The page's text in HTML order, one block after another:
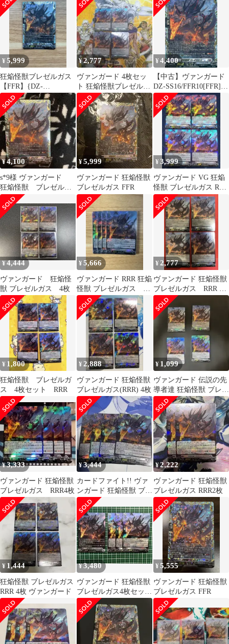
ート
¥5,999
狂焔怪獣ブレゼルガス
【FFR】{DZ-
SS16/FFR10}《ブラン
トゲート》
¥2,777
ヴァンガード 4枚セッ
ト 狂焔怪獣ブレゼルガ
ス メルカリ便
¥4,400
【中古】ヴァンガード
DZ-SS16/FFR10[FFR]：
狂焔怪獣 ブレゼルガス
¥4,100
s*9様 ヴァンガード
狂焔怪獣 ブレゼルガ
ス FFR
¥5,999
ヴァンガード 狂焔怪獣
ブレゼルガス FFR
¥3,999
ヴァンガード VG 狂焔
怪獣 ブレゼルガス RRR
4枚セット
¥4,444
ヴァンガード 狂焔怪
獣 ブレゼルガス 4枚
¥5,666
ヴァンガード RRR 狂焔
怪獣 ブレゼルガス 4
枚
¥ 2,777
ヴァンガード 狂焔怪獣
ブレゼルガス RRR 4
枚
¥ 1,800
狂焔怪獣 ブレゼルガ
ス 4枚セット RRR
¥ 2,888
ヴァンガード 狂焔怪獣
ブレゼルガス(RRR) 4枚
¥ 1,099
ヴァンガード 伝説の先
導者達 狂焔怪獣 ブレゼ
ルガス RRR4枚
¥3,333
ヴァンガード 狂焔怪獣
ブレゼルガス RRR4枚
¥3,444
カードファイト!! ヴァ
ンガード 狂焔怪獣 ブレ
ゼルガス 4枚
¥2,222
ヴァンガード 狂焔怪獣
ブレゼルガス RRR2枚
¥ 1,444
狂焔怪獣 ブレゼルガス
RRR 4枚 ヴァンガード
¥3,480
ヴァンガード 狂焔怪獣
ブレゼルガス4枚セット
(RRR3枚 SR1枚)
¥5,555
ヴァンガード 狂焔怪獣
ブレゼルガス FFR